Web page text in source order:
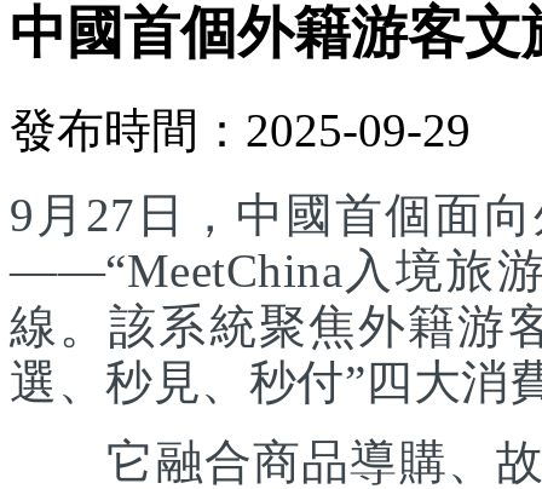
中國首個外籍游客
發布時間：2025-09-29
9月27日，中國首個面
——“MeetChina入境旅
線。該系統聚焦外籍游
選、秒見、秒付”四大消
它融合商品導購、故